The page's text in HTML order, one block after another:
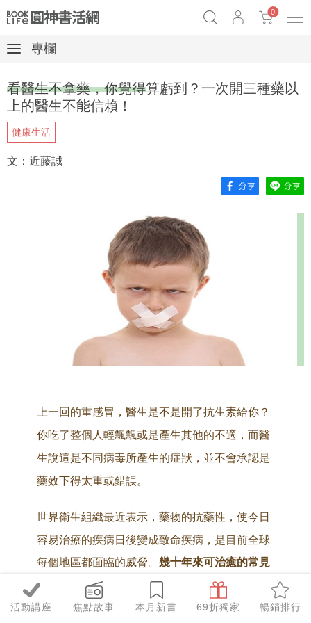
Netflix話題章魚小說！
0
活動講座 焦點故事 本月新書 69折獨家 暢銷排行
專欄
看醫生不拿藥，你覺得算虧到？一次開三種藥以
上的醫生不能信賴！
健康生活
文：近藤誠
上一回的重感冒，醫生是不是開了抗生素給你？
你吃了整個人輕飄飄或是產生其他的不適，而醫
生說這是不同病毒所產生的症狀，並不會承認是
藥效下得太重或錯誤。
世界衛生組織最近表示， 藥物的抗藥性，使今日
容易治療的疾病日後變成致命疾病 ， 是目前全球
每個地區都面臨的威脅。 幾十年來可治癒的常見
感染與輕症，竟可能再度使人喪命
！而藥物抗藥
性，源自抗生素誤用或濫用，世界衛生組織認